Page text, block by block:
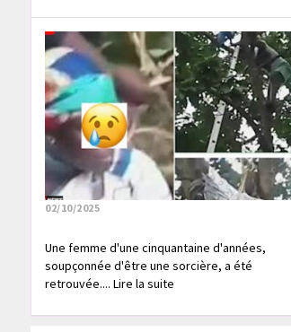
02/10/2025
Une femme d'une cinquantaine d'années,
soupçonnée d'être une sorcière, a été
retrouvée.... Lire la suite